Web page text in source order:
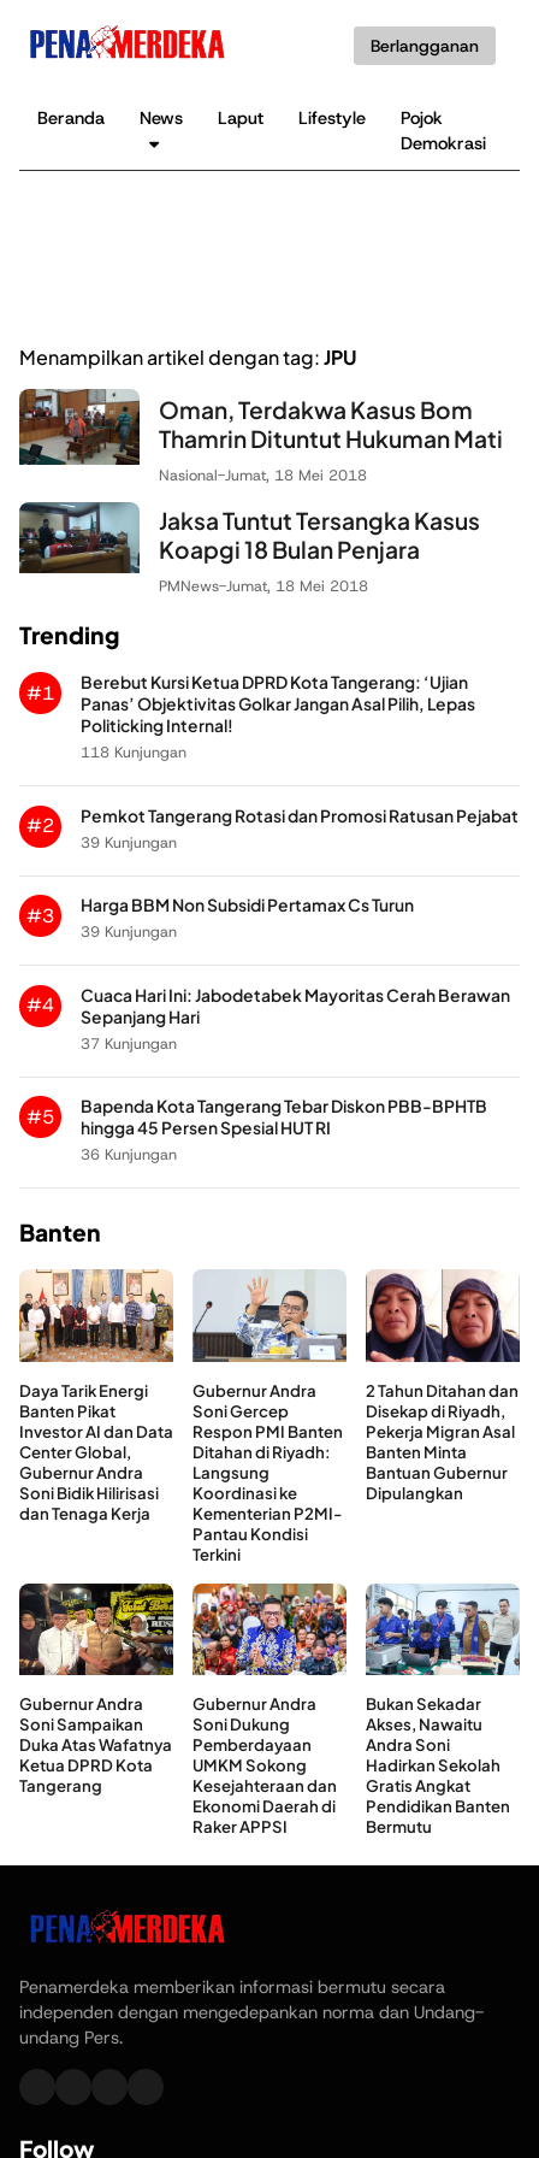
Berlangganan
Beranda News Laput Lifestyle
Pojok
Demokrasi
Menampilkan artikel dengan tag:JPU
Oman, Terdakwa Kasus Bom
Thamrin Dituntut Hukuman Mati
Nasional-Jumat, 18 Mei 2018
Jaksa Tuntut Tersangka Kasus
Koapgi 18 Bulan Penjara
PMNews-Jumat, 18 Mei 2018
Trending
#1
Berebut Kursi Ketua DPRD Kota Tangerang: ‘Ujian
Panas’ Objektivitas Golkar Jangan Asal Pilih, Lepas
Politicking Internal!
118 Kunjungan
#2
Pemkot Tangerang Rotasi dan Promosi Ratusan Pejabat
39 Kunjungan
#3
Harga BBM Non Subsidi Pertamax Cs Turun
39 Kunjungan
#4
Cuaca Hari Ini: Jabodetabek Mayoritas Cerah Berawan
Sepanjang Hari
37 Kunjungan
#5
Bapenda Kota Tangerang Tebar Diskon PBB-BPHTB
hingga 45 Persen Spesial HUT RI
36 Kunjungan
Banten
Daya Tarik Energi
Banten Pikat
Investor AI dan Data
Center Global,
Gubernur Andra
Soni Bidik Hilirisasi
dan Tenaga Kerja
Gubernur Andra
Soni Gercep
Respon PMI Banten
Ditahan di Riyadh:
Langsung
Koordinasi ke
Kementerian P2MI-
Pantau Kondisi
Terkini
2 Tahun Ditahan dan
Disekap di Riyadh,
Pekerja Migran Asal
Banten Minta
Bantuan Gubernur
Dipulangkan
Gubernur Andra
Soni Sampaikan
Duka Atas Wafatnya
Ketua DPRD Kota
Tangerang
Gubernur Andra
Soni Dukung
Pemberdayaan
UMKM Sokong
Kesejahteraan dan
Ekonomi Daerah di
Raker APPSI
Bukan Sekadar
Akses, Nawaitu
Andra Soni
Hadirkan Sekolah
Gratis Angkat
Pendidikan Banten
Bermutu
Penamerdeka memberikan informasi bermutu secara
independen dengan mengedepankan norma dan Undang-
undang Pers.
Follow